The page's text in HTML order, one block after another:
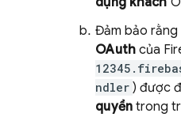
Đảm bảo rằng
OAuth của
ndler ) được
quyền trong